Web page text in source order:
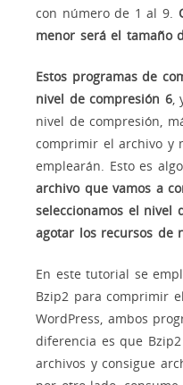
con número de 1 al 9.
menor será el tamaño
Estos programas de
nivel de compresión 6,
nivel de compresión,
comprimir el archivo y
emplearán. Esto es
archivo que vamos a
seleccionamos el nivel
agotar los recursos de
En este tutorial se
Bzip2 para comprimir
WordPress, ambos
diferencia es que
archivos y consigue